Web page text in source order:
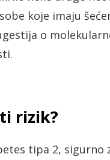
koje imaju
o
rizik?
tipa 2,